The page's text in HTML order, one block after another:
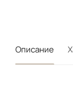
Описание